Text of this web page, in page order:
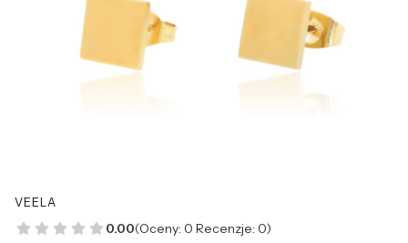
VEELA
0.00(Oceny: 0 Recenzje: 0)